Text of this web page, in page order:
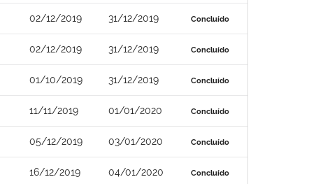
02/12/2019 31/12/2019 Concluído
02/12/2019 31/12/2019 Concluído
01/10/2019 31/12/2019 Concluído
11/11/2019 01/01/2020 Concluído
05/12/2019 03/01/2020 Concluído
16/12/2019 04/01/2020 Concluído